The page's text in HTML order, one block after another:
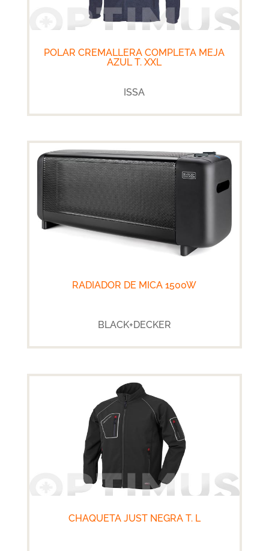
POLAR CREMALLERA COMPLETA MEJA
AZUL T. XXL
ISSA
RADIADOR DE MICA 1500W
BLACK+DECKER
CHAQUETA JUST NEGRA T. L